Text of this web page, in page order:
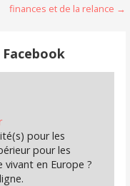
finances et de la relance →
pour les
pour les
en Europe ?